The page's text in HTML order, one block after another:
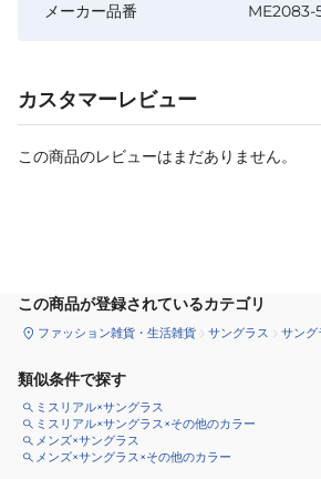
メーカー品番
ME2083-
カスタマーレビュー
この商品のレビューはまだありません。
この商品が登録されているカテゴリ
ファッション雑貨・生活雑貨 サングラス サング
類似条件で探す
ミスリアル×サングラス
ミスリアル×サングラス×その他のカラー
メンズ×サングラス
メンズ×サングラス×その他のカラー